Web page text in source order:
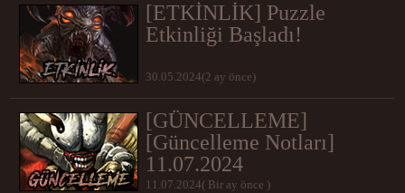
[ETKİNLİK] Puzzle
Etkinliği Başladı!
30.05.2024(2 ay önce)
[GÜNCELLEME]
[Güncelleme Notları]
11.07.2024
11.07.2024( Bir ay önce )